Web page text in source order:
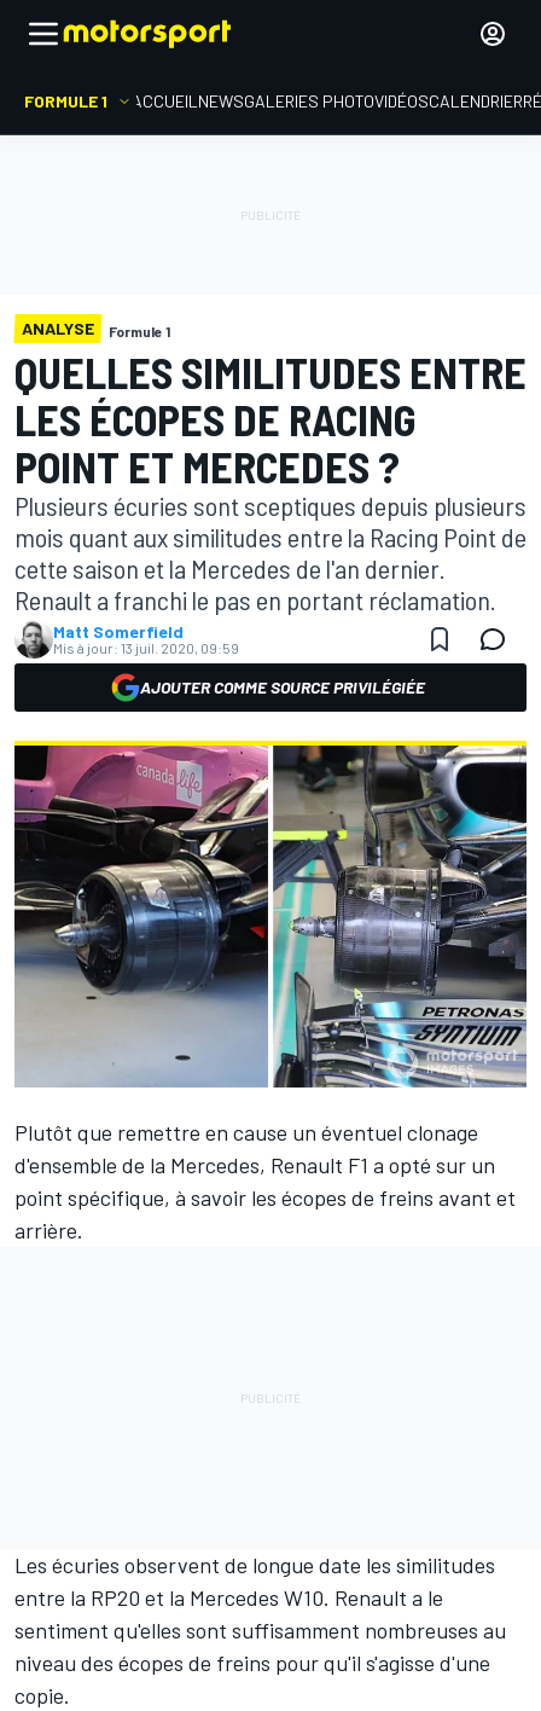
FORMULE 1 ACCUEIL NEWSGALERIES PHOTOVIDÉOSCALENDRIER
ANALYSE Formule 1
QUELLES SIMILITUDES ENTRE
LES ÉCOPES DE RACING
POINT ET MERCEDES ?
Plusieurs écuries sont sceptiques depuis plusieurs
mois quant aux similitudes entre la Racing Point de
cette saison et la Mercedes de l'an dernier.
Renault a franchi le pas en portant réclamation.
Matt Somerfield
Mis à jour: 13 juil. 2020, 09:59
AJOUTER COMME SOURCE PRIVILÉGIÉE
Plutôt que remettre en cause un éventuel clonage
d'ensemble de la Mercedes, Renault F1 a opté sur un
point spécifique, à savoir les écopes de freins avant et
arrière.
Les écuries observent de longue date les similitudes
entre la RP20 et la Mercedes W10. Renault a le
sentiment qu'elles sont suffisamment nombreuses au
niveau des écopes de freins pour qu'il s'agisse d'une
copie.